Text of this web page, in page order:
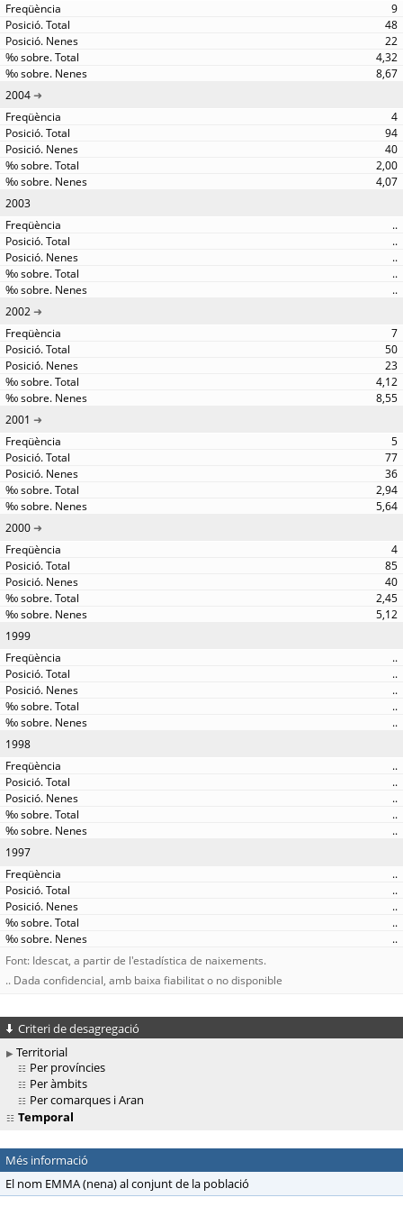
9
48
22
4,32
8,67
2004
4
94
40
2,00
4,07
2003
..
..
..
..
..
2002
7
50
23
4,12
8,55
2001
5
77
36
2,94
5,64
2000
4
85
40
2,45
5,12
1999
..
..
..
..
..
1998
..
..
..
..
..
1997
..
..
..
..
..
Font: Idescat, a partir de l'estadística de naixements.
.. Dada confidencial, amb baixa fiabilitat o no disponible
Criteri de desagregació
Territorial
Per províncies
Per àmbits
Per comarques i Aran
Temporal
Més informació
El nom EMMA (nena) al conjunt de la població